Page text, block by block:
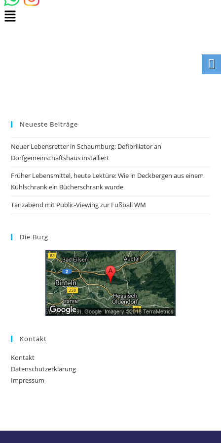
Neueste Beiträge
Neuer Lebensretter in Schaumburg: Defibrillator an
Dorfgemeinschaftshaus installiert
Früher Lebensmittel, heute Lektüre: Wie in Deckbergen aus einem
Kühlschrank ein Bücherschrank wurde
Tanzabend mit Public-Viewing zur Fußball WM
Die Burg
Kontakt
Kontakt
Datenschutzerklärung
Impressum